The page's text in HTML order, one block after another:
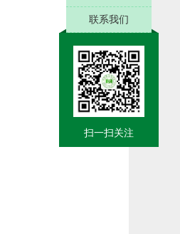
联系我们
扫一扫关注